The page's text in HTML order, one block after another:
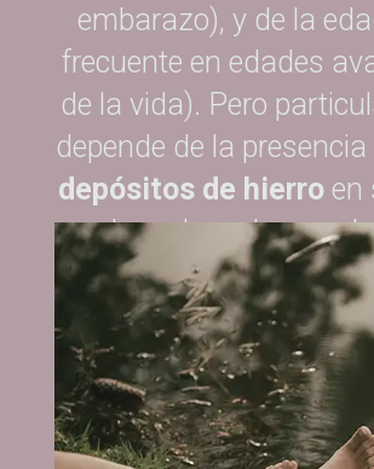
embarazo), y de la
frecuente en edades
de la vida). Pero
depende de la presencia
depósitos de hierro en
cerebro, algo a lo que
contribuye la pérdida de
existente a lo largo de
durante cada